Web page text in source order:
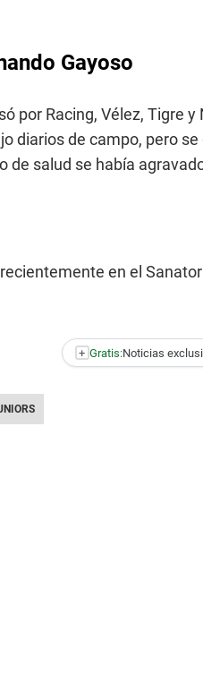
Gayoso
por Racing, Vélez, Tigre
diarios de campo, pero
de salud se había
en el
+ Gratis:Noticias